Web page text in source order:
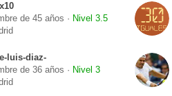
de 45 años · Nivel 3.5
luis-diaz-
de 36 años · Nivel 3